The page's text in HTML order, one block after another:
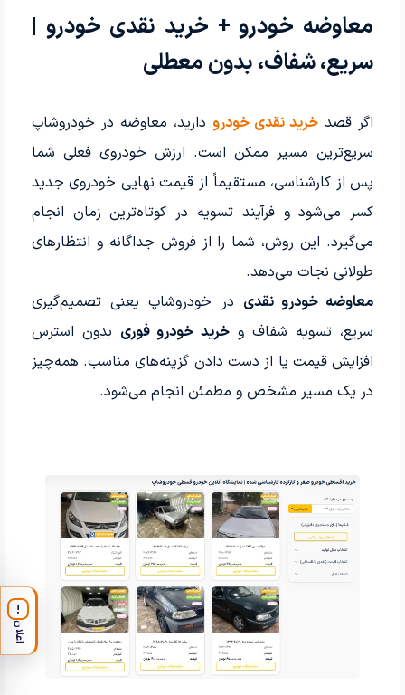
معاوضه خودرو + خرید نقدی خودرو |
سریع، شفاف، بدون معطلی
اگر قصد خرید نقدی خودرو دارید، معاوضه در خودروشاپ
سریع‌ترین مسیر ممکن است. ارزش خودروی فعلی شما
پس از کارشناسی، مستقیماً از قیمت نهایی خودروی جدید
کسر می‌شود و فرآیند تسویه در کوتاه‌ترین زمان انجام
می‌گیرد. این روش، شما را از فروش جداگانه و انتظارهای
طولانی نجات می‌دهد.
معاوضه خودرو نقدی در خودروشاپ یعنی تصمیم‌گیری
سریع، تسویه شفاف وخرید خودرو فوری بدون استرس
افزایش قیمت یا از دست دادن گزینه‌های مناسب. همه‌چیز
در یک مسیر مشخص و مطمئن انجام می‌شود.
!
اعلان